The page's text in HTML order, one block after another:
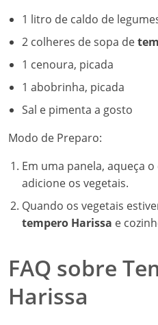
1 litro de caldo de
2 colheres de sopa de
1 cenoura, picada
1 abobrinha, picada
Sal e pimenta a gosto
Modo de Preparo:
Em uma panela, aqueça
adicione os vegetais.
Quando os vegetais
tempero Harissa e
FAQ sobre
Harissa